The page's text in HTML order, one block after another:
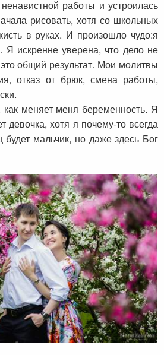
работы и устроилась
рисовать, хотя со школьных
в руках. И произошло чудо:я
Я искренне уверена, что дело не
общий результат. Мои молитвы
отказ от брюк, смена работы,
как меняет меня беременность. Я
девочка, хотя я почему-то всегда
мальчик, но даже здесь Бог